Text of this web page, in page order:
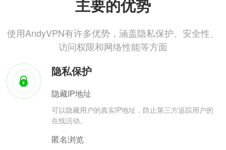
主要的优势
使用AndyVPN有许多优势，涵盖隐私保护、安全性、
访问权限和网络性能等方面
隐私保护
隐藏IP地址
可以隐藏用户的真实IP地址，防止第三方追踪用户的
在线活动。
匿名浏览